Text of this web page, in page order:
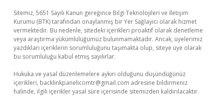
Sitemiz, 5651 Sayılı Kanun gereğince Bilgi Teknolojileri ve İletişim
Kurumu (BTK) tarafından onaylanmış bir Yer Sağlayıcı olarak hizmet
vermektedir. Bu nedenle, sitedeki içerikleri proaktif olarak denetleme
veya araştırma yükümlülüğümüz bulunmamaktadır. Ancak, üyelerimiz
yazdıkları içeriklerin sorumluluğunu taşımakta olup, siteye üye olarak
bu sorumluluğu kabul etmiş sayılırlar.
Hukuka ve yasal düzenlemelere aykırı olduğunu düşündüğünüz
içerikleri, backlinkpanelicomtr@gmail.com adresine bildirmeniz
halinde, ilgili içerikler yasal süre içerisinde sitemizden kaldırılacaktır.